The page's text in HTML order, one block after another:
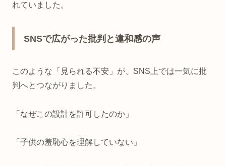
れていました。
SNSで広がった批判と違和感の声
このような「見られる不安」が、SNS上では一気に批
判へとつながりました。
「なぜこの設計を許可したのか」
「子供の羞恥心を理解していない」